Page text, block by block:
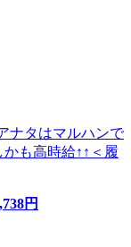
ナタはマルハンで
も高時給↑↑＜履
円